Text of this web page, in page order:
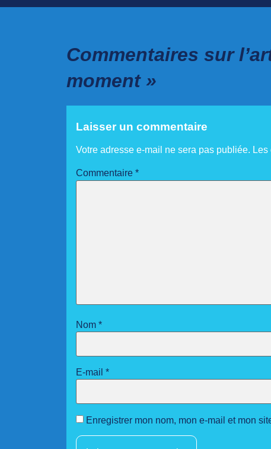
Commentaires sur
moment »
Laisser un commentaire
Votre adresse e-mail ne sera pas publiée.
Commentaire *
Nom *
E-mail *
Enregistrer mon nom, mon e-mail et mon